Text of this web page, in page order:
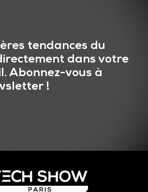
tendances du
dans votre
Abonnez-vous à
!